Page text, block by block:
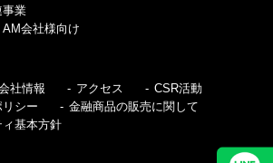
事業
会社様向け
社情報 アクセス
CSR活動
シー
金融商品の販売に関して
基本方針